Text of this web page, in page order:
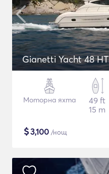
Gianetti Yacht 48 HT
Моторна яхта
49 ft
15 m
$3,100 /нощ